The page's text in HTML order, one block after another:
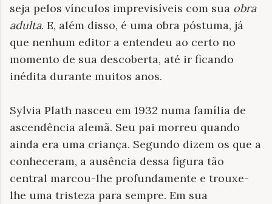
seja pelos vínculos imprevisíveis com sua obra
adulta. E, além disso, é uma obra póstuma, já
que nenhum editor a entendeu ao certo no
momento de sua descoberta, até ir ficando
inédita durante muitos anos.
Sylvia Plath nasceu em 1932 numa família de
ascendência alemã. Seu pai morreu quando
ainda era uma criança. Segundo dizem os que a
conheceram, a ausência dessa figura tão
central marcou-lhe profundamente e trouxe-
lhe uma tristeza para sempre. Em sua